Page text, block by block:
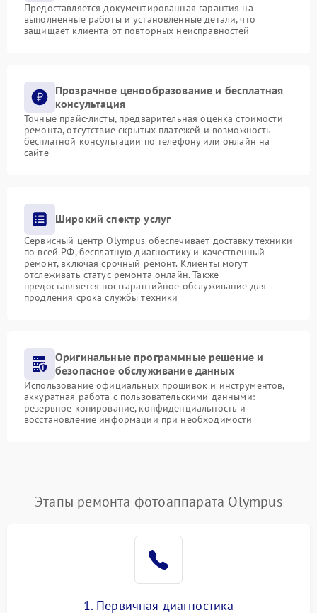
Предоставляется документированная гарантия на
выполненные работы и установленные детали, что
защищает клиента от повторных неисправностей
Прозрачное ценообразование и бесплатная
консультация
Точные прайс-листы, предварительная оценка стоимости
ремонта, отсутствие скрытых платежей и возможность
бесплатной консультации по телефону или онлайн на
сайте
Широкий спектр услуг
Сервисный центр Olympus обеспечивает доставку техники
по всей РФ, бесплатную диагностику и качественный
ремонт, включая срочный ремонт. Клиенты могут
отслеживать статус ремонта онлайн. Также
предоставляется постгарантийное обслуживание для
продления срока службы техники
Оригинальные программные решение и
безопасное обслуживание данных
Использование официальных прошивок и инструментов,
аккуратная работа с пользовательскими данными:
резервное копирование, конфиденциальность и
восстановление информации при необходимости
Этапы ремонта фотоаппарата Olympus
1. Первичная диагностика